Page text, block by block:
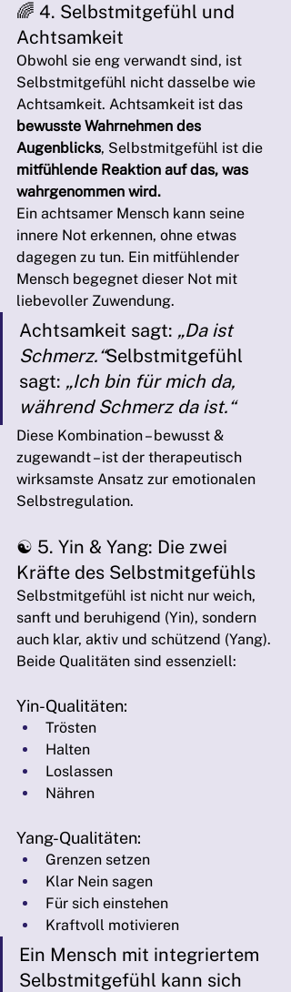
🌈 4. Selbstmitgefühl und
Achtsamkeit
Obwohl sie eng verwandt sind, ist
Selbstmitgefühl nicht dasselbe wie
Achtsamkeit. Achtsamkeit ist das
bewusste Wahrnehmen des
Augenblicks, Selbstmitgefühl ist die
mitfühlende Reaktion auf das, was
wahrgenommen wird.
Ein achtsamer Mensch kann seine
innere Not erkennen, ohne etwas
dagegen zu tun. Ein mitfühlender
Mensch begegnet dieser Not mit
liebevoller Zuwendung.
Achtsamkeit sagt: „Da ist
Schmerz.“Selbstmitgefühl
sagt: „Ich bin für mich da,
während Schmerz da ist.“
Diese Kombination – bewusst &
zugewandt – ist der therapeutisch
wirksamste Ansatz zur emotionalen
Selbstregulation.
☯️ 5. Yin & Yang: Die zwei
Kräfte des Selbstmitgefühls
Selbstmitgefühl ist nicht nur weich,
sanft und beruhigend (Yin), sondern
auch klar, aktiv und schützend (Yang).
Beide Qualitäten sind essenziell:
Yin-Qualitäten:
Trösten
Halten
Loslassen
Nähren
Yang-Qualitäten:
Grenzen setzen
Klar Nein sagen
Für sich einstehen
Kraftvoll motivieren
Ein Mensch mit integriertem
Selbstmitgefühl kann sich